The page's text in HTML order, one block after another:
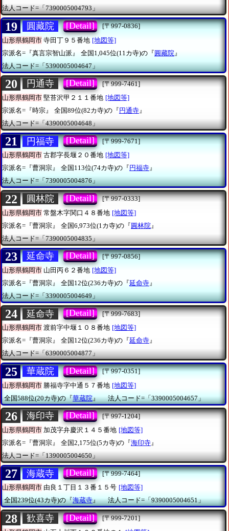
法人コード=「7390005004793」
19 圓藏院 [Detail]
[〒997-0836]
山形県鶴岡市 寺田丁９５番地 [地図等]
宗派名=『真言宗智山派』
全国1,045位(11カ寺)の『圓藏院 』
法人コード=「5390005004647」
20 円通寺 [Detail]
[〒999-7461]
山形県鶴岡市 堅苔沢甲２１１番地 [地図等]
宗派名=『時宗』
全国89位(82カ寺)の『 円通寺 』
法人コード=「4390005004648」
21 円福寺 [Detail]
[〒999-7671]
山形県鶴岡市 古郡字長堰２０番地 [地図等]
宗派名=『曹洞宗』
全国113位(74カ寺)の『 円福寺』
法人コード=「7390005004876」
22 圓林院 [Detail]
[〒997-0333]
山形県鶴岡市 常盤木字関口４８番地 [地図等]
宗派名=『曹洞宗』
全国6,973位(1カ寺)の『圓林院 』
法人コード=「7390005004835」
23 延命寺 [Detail]
[〒997-0856]
山形県鶴岡市 山田丙６２番地 [地図等]
宗派名=『曹洞宗』
全国12位(236カ寺)の『延命寺 』
法人コード=「3390005004649」
24 延命寺 [Detail]
[〒999-7683]
山形県鶴岡市 渡前字中堰１０８番地 [地図等]
宗派名=『曹洞宗』
全国12位(236カ寺)の『延命寺』
法人コード=「6390005004877」
25 華蔵院 [Detail]
[〒997-0351]
山形県鶴岡市 勝福寺字中通５７番地 [地図等]
全国588位(20カ寺)の『華蔵院』 法人コード=「3390005004657」
26 海印寺 [Detail]
[〒997-1204]
山形県鶴岡市 加茂字弁慶沢１４５番地 [地図等]
宗派名=『曹洞宗』
全国2,175位(5カ寺)の『海印寺 』
法人コード=「1390005004650」
27 海蔵寺 [Detail]
[〒999-7464]
山形県鶴岡市 由良１丁目１３番１５号 [地図等]
全国239位(43カ寺)の『海蔵寺』 法人コード=「9390005004651」
28 歓喜寺 [Detail]
[〒999-7201]